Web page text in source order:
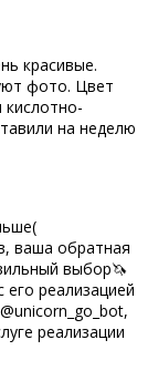
красивые.
фото. Цвет
на неделю
ваша обратная
выбор🦄
реализацией
реализации